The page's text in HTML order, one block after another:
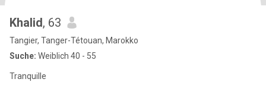
Khalid, 63
Tangier, Tanger-Tétouan, Marokko
Suche: Weiblich 40 - 55
Tranquille